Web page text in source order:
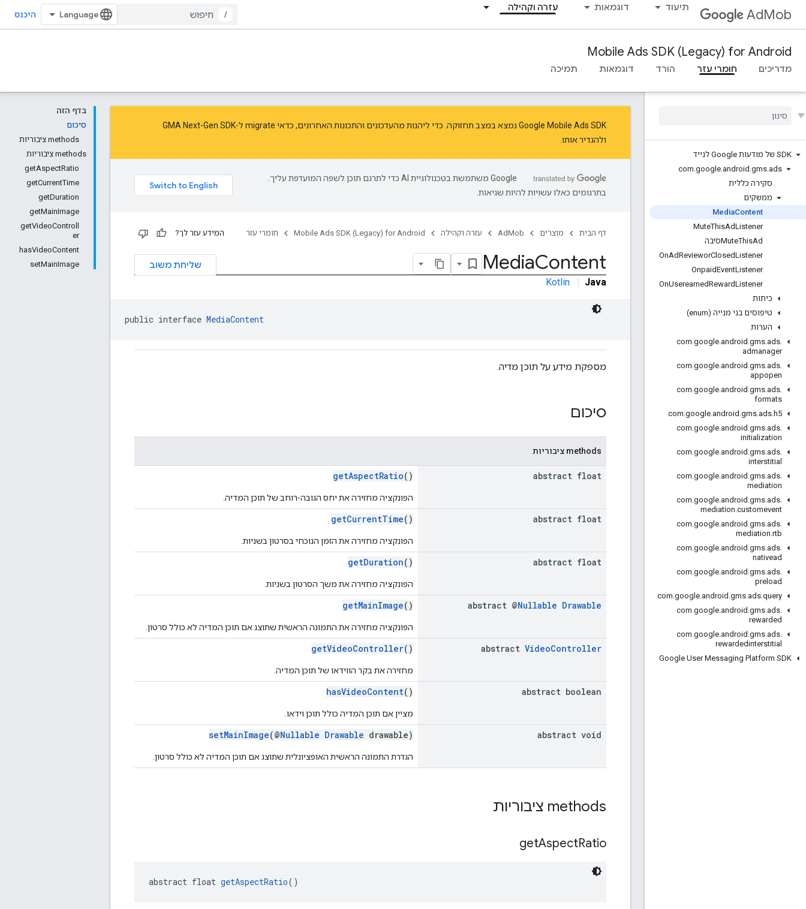
AdMob תיעוד דוגמאות עזרה וקהילה
/ היכנס
Mobile Ads SDK (Legacy) for Android
מדריכים חומרי עזר הורד דוגמאות תמיכה
SDK של מודעות Google לנייד
com.google.android .gms.ads
סקירה כללית
ממשקים
MediaContent
MuteThisAdListener
MuteThisAdסיבה
OnAdRevieworClosedListener
OnpaidEventListener
OnUserearnedRewardListener
כיתות
טיפוסים בני מנייה (enum)
הערות
com.google.android .gms.ads.
admanager
com.google.android .gms.ads.
appopen
com.google.android .gms.ads.
formats
com.google.android .gms.ads.h5
com.google.android .gms.ads.
initialization
com.google.android .gms.ads.
interstitial
com.google.android .gms.ads.
mediation
com.google.android .gms.ads.
mediation.customevent
com.google.android .gms.ads.
mediation.rtb
com.google.android .gms.ads.
nativead
com.google.android .gms.ads.
preload
com.google.android .gms.ads.query
com.google.android .gms.ads.
rewarded
com.google.android .gms.ads.
rewardedinterstitial
Google User Messaging Platform SDK
בדף הזה
סיכום
‫methods ציבוריות
‫methods ציבוריות
getAspectRatio
getCurrentTime
getDuration
getMainImage
getVideoControll
er
hasVideoContent
setMainImage
‫Google Mobile Ads SDK נמצא במצב תחזוקה. כדי ליהנות מהעדכונים והתכונות האחרונים, כדאי migrate
ל-GMA Next-Gen SDK
ולהגדיר אותו
‫Google משתמשת בטכנולוגיית AI כדי לתרגם תוכן לשפה המועדפת עליך.
בתרגומים כאלו עשויות להיות שגיאות.
דף הבית מוצרים AdMob עזרה וקהילה Mobile Ads SDK (Legacy) for Android חומרי עזר המידע עזר לך?
שליחת משוב MediaContent
Kotlin | Java
public interface MediaContent
מספקת מידע על תוכן מדיה.
סיכום
‫methods ציבוריות
abstract float
getAspectRatio()
הפונקציה מחזירה את יחס הגובה-רוחב של תוכן המדיה.
abstract float
getCurrentTime()
הפונקציה מחזירה את הזמן הנוכחי בסרטון בשניות.
abstract float
getDuration()
הפונקציה מחזירה את משך הסרטון בשניות.
abstract @Nullable Drawable
getMainImage()
הפונקציה מחזירה את התמונה הראשית שתוצג אם תוכן המדיה לא כולל סרטון.
abstract VideoController
getVideoController()
מחזירה את בקר הווידאו של תוכן המדיה.
abstract boolean
hasVideoContent()
מציין אם תוכן המדיה כולל תוכן וידאו.
abstract void
setMainImage(@Nullable Drawable drawable)
הגדרת התמונה הראשית האופציונלית שתוצג אם תוכן המדיה לא כולל סרטון.
‫methods ציבוריות
getAspectRatio
abstract float getAspectRatio()